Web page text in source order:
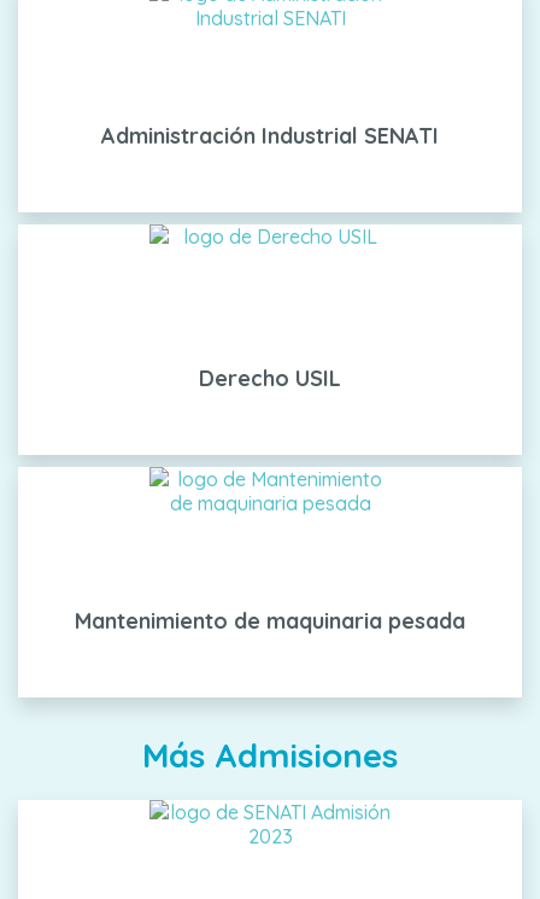
Administración Industrial SENATI
Derecho USIL
Mantenimiento de maquinaria pesada
Más Admisiones